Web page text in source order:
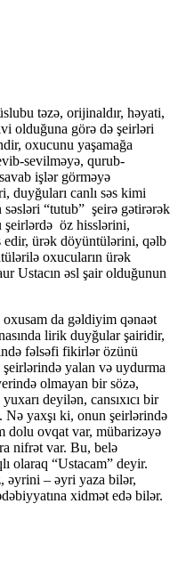
təzə, orijinaldır, həyati,
olduğuna görə də şeirləri
oxucunu yaşamağa
sevilməyə, qurub-
işlər görməyə
duyğuları canlı səs kimi
“tutub” şeirə gətirərək
şeirlərdə öz hisslərini,
edir, ürək döyüntülərini, qəlb
oxucuların ürək
Ustacın əsl şair olduğunun
oxusam da gəldiyim qənaət
lirik duyğular şairidir,
fəlsəfi fikirlər özünü
şeirlərində yalan və uydurma
olmayan bir sözə,
deyilən, cansıxıcı bir
yaxşı ki, onun şeirlərində
dolu ovqat var, mübarizəyə
nifrət var. Bu, belə
olaraq “Ustacam” deyir.
əyrini – əyri yaza bilər,
xidmət edə bilər.